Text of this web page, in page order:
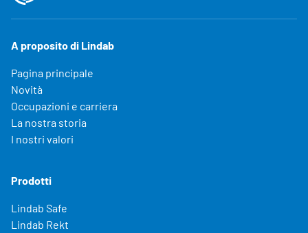
A proposito di Lindab
Pagina principale
Novità
Occupazioni e carriera
La nostra storia
I nostri valori
Prodotti
Lindab Safe
Lindab Rekt